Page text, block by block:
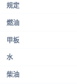
规定
燃油
甲板
水
柴油